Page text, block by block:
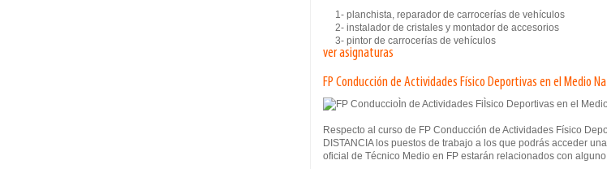
1- planchista, reparador de carrocerías de vehículos
2- instalador de cristales y montador de accesorios
3- pintor de carrocerías de vehículos
ver asignaturas
FP Conducción de Actividades Físico Deportivas en el Medio
Respecto al curso de FP Conducción de Actividades Físico
DISTANCIA los puestos de trabajo a los que podrás acceder
oficial de Técnico Medio en FP estarán relacionados con